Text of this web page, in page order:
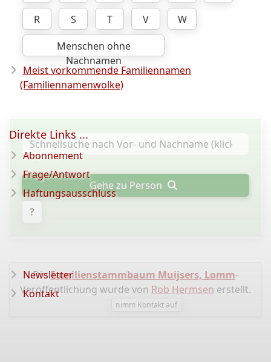
R
S T V
W
Menschen ohne
Nachnamen
Meist vorkommende Familiennamen
(Familiennamenwolke)
Gehe zu Person
?
DieFamilienstammbaum Muijsers, Lomm-
Veröffentlichung wurde von Rob Hermsen erstellt.
nimm Kontakt auf
Direkte Links ...
Abonnement
Frage/Antwort
Haftungsausschluss
Newsletter
Kontakt